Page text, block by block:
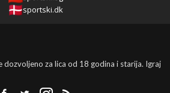
sportski.dk
dozvoljeno za lica od 18 godina i starija. Igraj